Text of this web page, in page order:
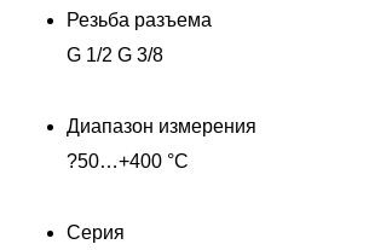
Резьба разъема
G 1/2 G 3/8
Диапазон измерения
?50…+400 °C
Серия